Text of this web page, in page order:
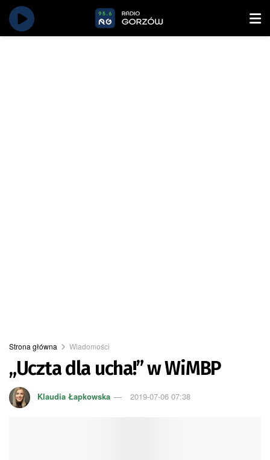
Strona główna Wiadomości
„Uczta dla ucha!” w WiMBP
Klaudia Łapkowska 2019-07-06 07:38